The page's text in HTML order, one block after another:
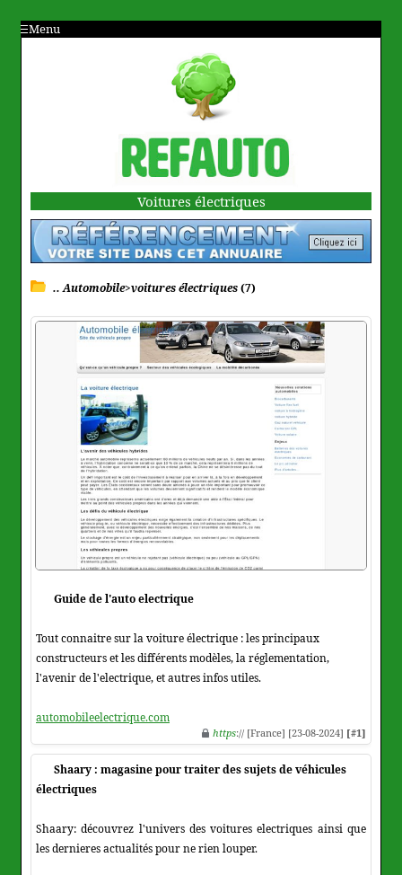
Menu
Voitures électriques
.. Automobile>voitures électriques(7)
Guide de l'auto electrique
Tout connaitre sur la voiture électrique : les principaux
constructeurs et les différents modèles, la réglementation,
l'avenir de l'electrique, et autres infos utiles.
automobileelectrique.com
https:// [France] [23-08-2024] [#1]
Shaary : magasine pour traiter des sujets de véhicules
électriques
Shaary: découvrez l'univers des voitures electriques ainsi que
les dernieres actualités pour ne rien louper.